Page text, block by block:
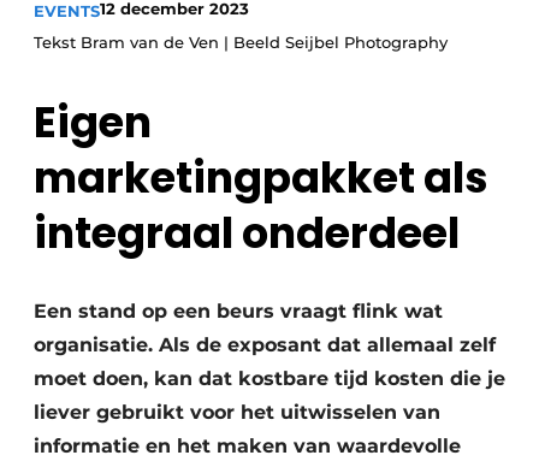
Vacatures
Video’s
EVENTS12 december 2023
Tekst Bram van de Ven | Beeld Seijbel Photography
Eigen
marketingpakket als
integraal onderdeel
Een stand op een beurs vraagt flink wat
organisatie. Als de exposant dat allemaal zelf
moet doen, kan dat kostbare tijd kosten die je
liever gebruikt voor het uitwisselen van
informatie en het maken van waardevolle